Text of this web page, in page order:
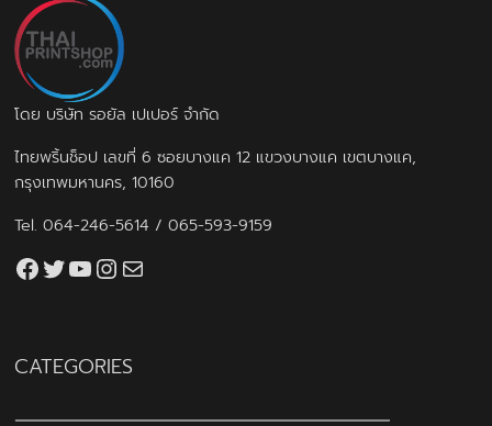
โดย บริษัท รอยัล เปเปอร์ จำกัด
ไทยพริ้นช็อป เลขที่ 6 ซอยบางแค 12 แขวงบางแค เขตบางแค,
กรุงเทพมหานคร, 10160
Tel.064-246-5614 /065-593-9159
Facebook
Twitter
YouTube
Instagram
thaiprintshop.aw@gmail.com
CATEGORIES